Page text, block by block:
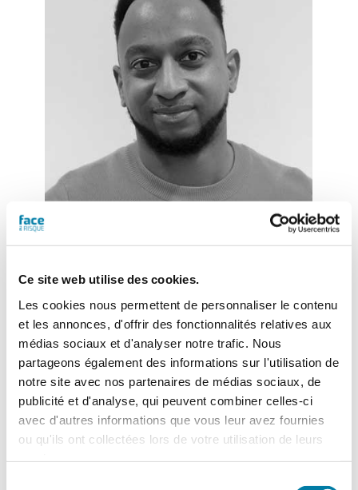
Ce site web utilise des cookies.
Les cookies nous permettent de personnaliser le contenu
et les annonces, d'offrir des fonctionnalités relatives aux
médias sociaux et d'analyser notre trafic. Nous
partageons également des informations sur l'utilisation de
notre site avec nos partenaires de médias sociaux, de
publicité et d'analyse, qui peuvent combiner celles-ci
avec d'autres informations que vous leur avez fournies
ou qu'ils ont collectées lors de votre utilisation de leurs
Eitel Mabouong– Journaliste
Actualités